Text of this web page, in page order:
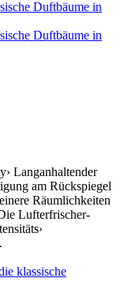
Langanhaltender
am Rückspiegel
Räumlichkeiten
Lufterfrischer-